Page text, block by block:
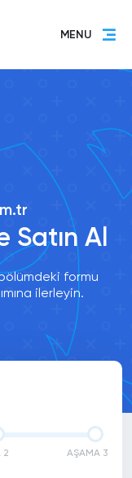
MENU
Satın Al
formu
ilerleyin.
2 AŞAMA 3